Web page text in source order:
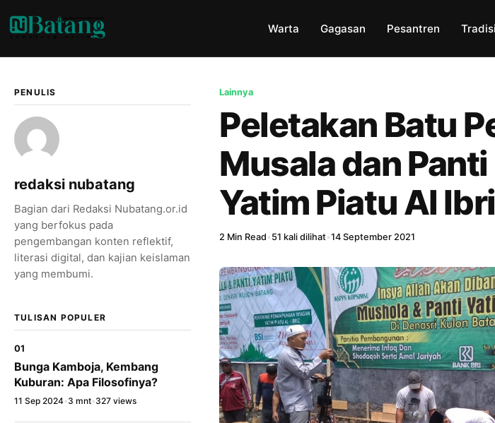
Warta Gagasan Pesantren Tradisi
PENULIS
redaksi nubatang
Bagian dari Redaksi Nubatang.or.id
yang berfokus pada
pengembangan konten reflektif,
literasi digital, dan kajian keislaman
yang membumi.
TULISAN POPULER
01
Bunga Kamboja, Kembang
Kuburan: Apa Filosofinya?
11 Sep 2024•3 mnt•327 views
Lainnya
Peletakan Batu
Musala dan
Yatim Piatu Al
2 Min Read • 51 kali dilihat•14 September 2021